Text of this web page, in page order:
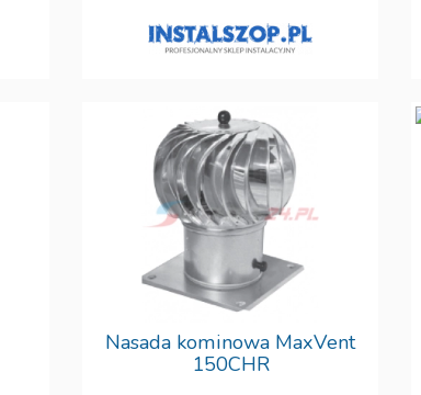
Nasada kominowa MaxVent
150CHR